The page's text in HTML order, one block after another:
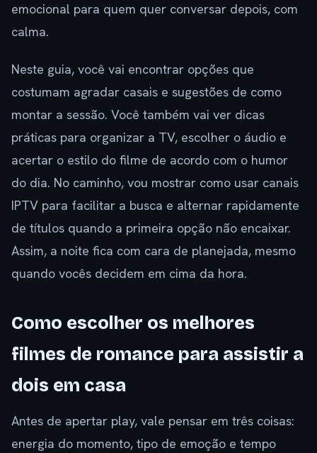
emocional para quem quer conversar depois, com
calma.
Neste guia, você vai encontrar opções que
costumam agradar casais e sugestões de como
montar a sessão. Você também vai ver dicas
práticas para organizar a TV, escolher o áudio e
acertar o estilo do filme de acordo com o humor
do dia. No caminho, vou mostrar como usar canais
IPTV para facilitar a busca e alternar rapidamente
de títulos quando a primeira opção não encaixar.
Assim, a noite fica com cara de planejada, mesmo
quando vocês decidem em cima da hora.
Como escolher os melhores
filmes de romance para assistir a
dois em casa
Antes de apertar play, vale pensar em três coisas:
energia do momento, tipo de emoção e tempo